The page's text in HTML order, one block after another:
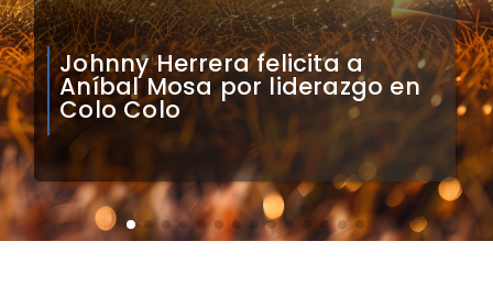
Claudio Bravo analiza
impacto de arquero
caboverdiano en Colo Colo